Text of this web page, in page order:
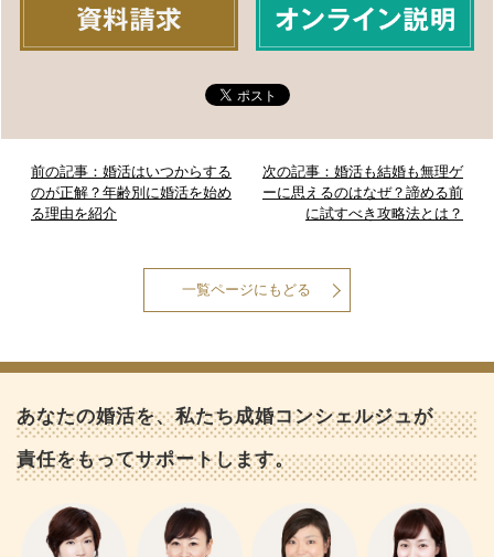
前の記事：婚活はいつからする
のが正解？年齢別に婚活を始め
る理由を紹介
次の記事：婚活も結婚も無理ゲ
ーに思えるのはなぜ？諦める前
に試すべき攻略法とは？
一覧ページにもどる
あなたの婚活を、私たち成婚コンシェルジュが
責任をもってサポートします。